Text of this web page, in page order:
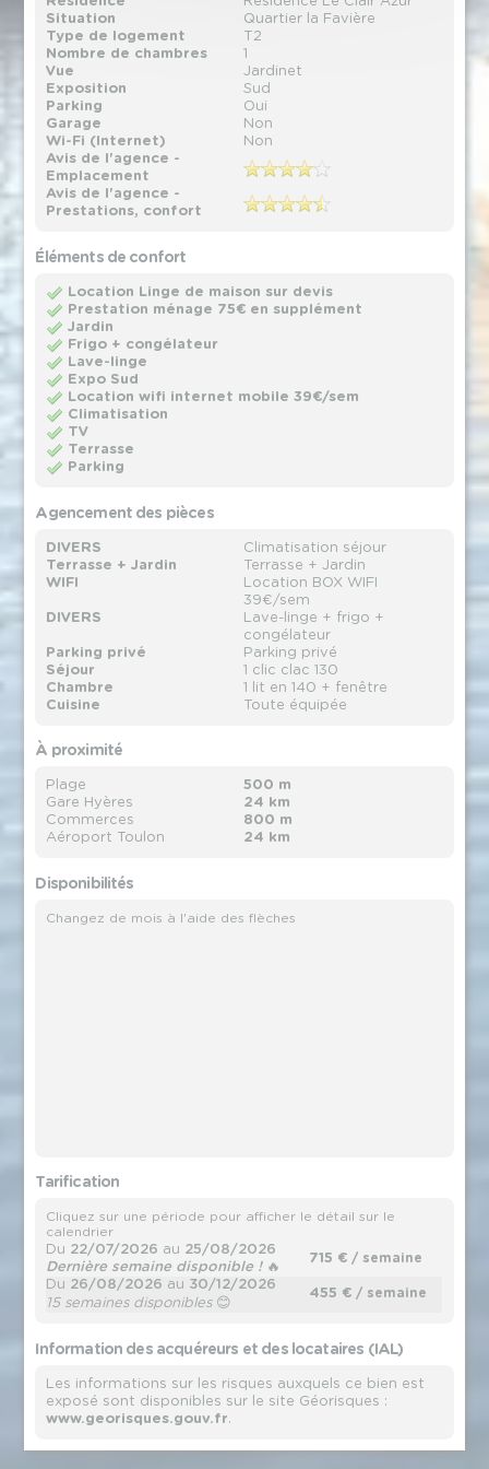
Situation
Quartier la Favière
Type de logement
T2
Nombre de chambres
1
Vue
Jardinet
Exposition
Sud
Parking
Oui
Garage
Non
Wi-Fi (Internet)
Non
Avis de l'agence -
Emplacement
Avis de l'agence -
Prestations, confort
Éléments de confort
Location Linge de maison sur devis
Prestation ménage 75€ en supplément
Jardin
Frigo + congélateur
Lave-linge
Expo Sud
Location wifi internet mobile 39€/sem
Climatisation
TV
Terrasse
Parking
Agencement des pièces
DIVERS
Climatisation séjour
Terrasse + Jardin
Terrasse + Jardin
WIFI
Location BOX WIFI
39€/sem
DIVERS
Lave-linge + frigo +
congélateur
Parking privé
Parking privé
Séjour
1 clic clac 130
Chambre
1 lit en 140 + fenêtre
Cuisine
Toute équipée
À proximité
Plage
500 m
Gare Hyères
24 km
Commerces
800 m
Aéroport Toulon
24 km
Disponibilités
Changez de mois à l'aide des flèches
Tarification
Cliquez sur une période pour afficher le détail sur le
calendrier
Du 22/07/2026 au 25/08/2026
Dernière semaine disponible !🔥
715 € / semaine
Du 26/08/2026 au 30/12/2026
15 semaines disponibles😊
455 € / semaine
Information des acquéreurs et des locataires (IAL)
Les informations sur les risques auxquels ce bien est
exposé sont disponibles sur le site Géorisques :
www.georisques.gouv.fr.